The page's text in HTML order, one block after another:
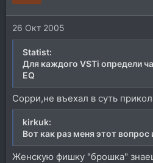
26 Окт 2005
Statist:
Для каждого VSTi определи
EQ
Сорри,не въехал в суть
kirkuk:
Вот как раз меня этот вопрос
Женскую фишку "брошка"